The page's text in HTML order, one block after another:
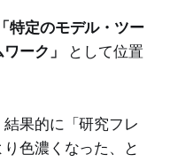
「特定のモデル・ツー
ーク」
として位置
果的に「研究フレ
色濃くなった、と